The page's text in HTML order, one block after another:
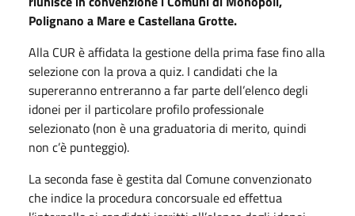
Polignano a Mare e Castellana Grotte.
Alla CUR è affidata la gestione della prima fase fino alla
selezione con la prova a quiz. I candidati che la
supereranno entreranno a far parte dell’elenco degli
idonei per il particolare profilo professionale
selezionato (non è una graduatoria di merito, quindi
non c’è punteggio).
La seconda fase è gestita dal Comune convenzionato
che indice la procedura concorsuale ed effettua